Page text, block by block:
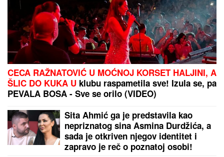
(FOTO) ANA DIVAC POKAZALA RODNI KRAJ
Emotivna objava raznežila mnoge, društvo joj pravi
Vlade - Nestvarni prizori ostavljaju bez daha:
"Povratak korenima"